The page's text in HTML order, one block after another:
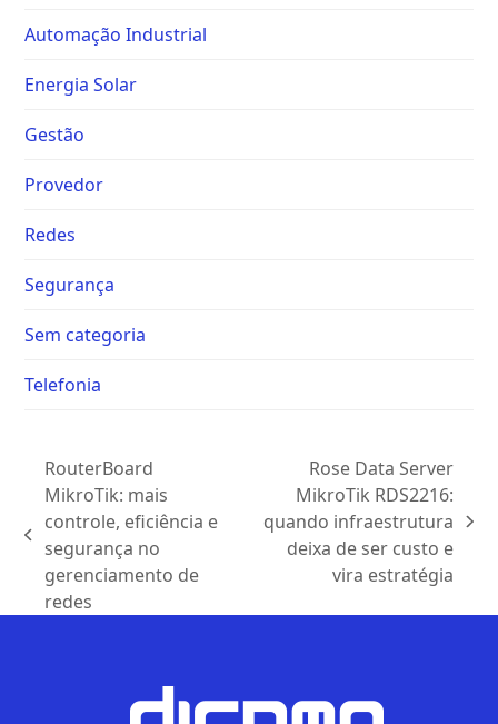
Automação Industrial
Energia Solar
Gestão
Provedor
Redes
Segurança
Sem categoria
Telefonia
RouterBoard
MikroTik: mais
controle, eficiência e
segurança no
gerenciamento de
redes
Rose Data Server
MikroTik RDS2216:
quando infraestrutura
deixa de ser custo e
vira estratégia